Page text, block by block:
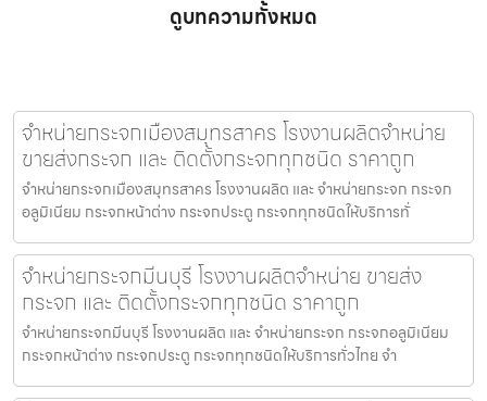
ดูบทความทั้งหมด
จำหน่ายกระจกเมืองสมุทรสาคร โรงงานผลิตจำหน่าย
ขายส่งกระจก และ ติดตั้งกระจกทุกชนิด ราคาถูก
จำหน่ายกระจกเมืองสมุทรสาคร โรงงานผลิต และ จำหน่ายกระจก กระจก
อลูมิเนียม กระจกหน้าต่าง กระจกประตู กระจกทุกชนิดให้บริการทั่
จำหน่ายกระจกมีนบุรี โรงงานผลิตจำหน่าย ขายส่ง
กระจก และ ติดตั้งกระจกทุกชนิด ราคาถูก
จำหน่ายกระจกมีนบุรี โรงงานผลิต และ จำหน่ายกระจก กระจกอลูมิเนียม
กระจกหน้าต่าง กระจกประตู กระจกทุกชนิดให้บริการทั่วไทย จำ